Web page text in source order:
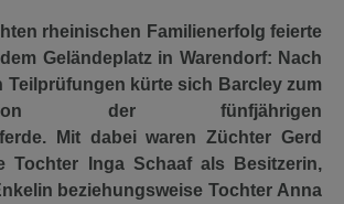
rheinischen Familienerfolg feierte
Geländeplatz in Warendorf: Nach
Teilprüfungen kürte sich Barcley zum
der fünfjährigen
Mit dabei waren Züchter Gerd
Tochter Inga Schaaf als Besitzerin,
beziehungsweise Tochter Anna